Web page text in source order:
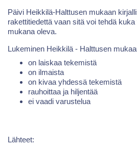
Päivi Heikkilä-Halttusen mukaan
rakettitiedettä vaan sitä voi tehdä
mukana oleva.
Lukeminen Heikkilä - Halttusen
on laiskaa tekemistä
on ilmaista
on kivaa yhdessä tekemistä
rauhoittaa ja hiljentää
ei vaadi varustelua
Lähteet: